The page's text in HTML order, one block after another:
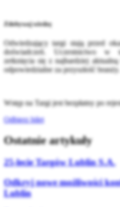
Zdobywaj wiedzę
Odwiedzający targi stają przed
doświadczeń. Uczestnictwo w
zetknięcia się z najbardziej
odpowiedzialne za przyszłość branży.
Wstęp na Targi jest bezpłatny po
Odbierz bilet
Ostatnie artykuły
25-lecie Targów Lublin S.A.
Odkryj nowe możliwości
Lublin